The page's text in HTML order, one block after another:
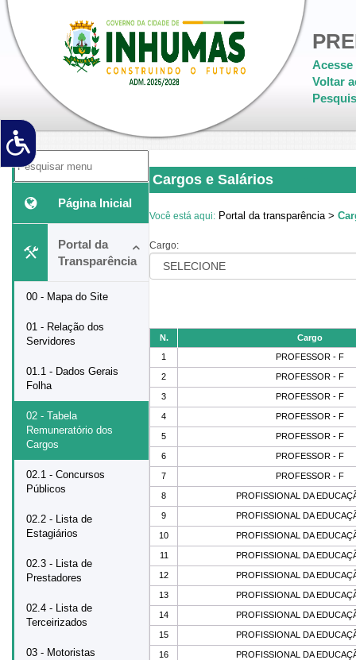
Acesse
Voltar
Página Inicial
Portal da
Transparência
00 - Mapa do Site
01 - Relação dos
Servidores
01.1 - Dados Gerais
Folha
02 - Tabela
Remuneratório dos
Cargos
02.1 - Concursos
Públicos
02.2 - Lista de
Estagiários
02.3 - Lista de
Prestadores
02.4 - Lista de
Terceirizados
03 - Motoristas
Cargos e Salários
Você está aqui: Portal da transparência >
Cargo:
N.
Cargo
1
PROFESSOR - F
2 PROFESSOR - F
3 PROFESSOR - F
4 PROFESSOR - F
5 PROFESSOR - F
6 PROFESSOR - F
7 PROFESSOR - F
8 PROFISSIONAL DA
9 PROFISSIONAL DA
10 PROFISSIONAL DA
11 PROFISSIONAL DA
12 PROFISSIONAL DA
13 PROFISSIONAL DA
14 PROFISSIONAL DA
15 PROFISSIONAL DA
16 PROFISSIONAL DA